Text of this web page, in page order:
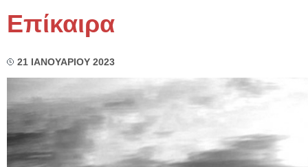
Επίκαιρα
21 ΙΑΝΟΥΑΡΙΟΥ 2023